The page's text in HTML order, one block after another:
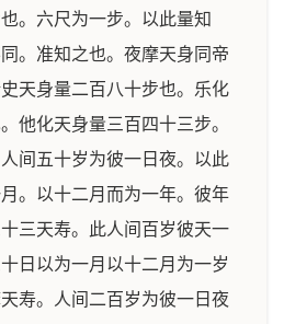
。六尺为一步。以此量知
。准知之也。夜摩天身同帝
天身量二百八十步也。乐化
他化天身量三百四十三步。
间五十岁为彼一日夜。以此
。以十二月而为一年。彼年
三天寿。此人间百岁彼天一
日以为一月以十二月为一岁
寿。人间二百岁为彼一日夜